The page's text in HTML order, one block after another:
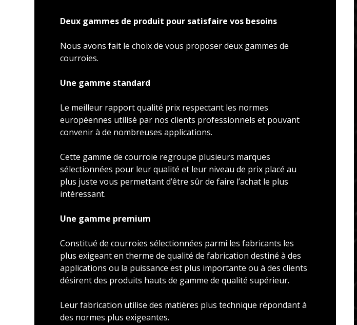
Deux gammes de produit pour satisfaire vos besoins
Nous avons fait le choix de vous proposer deux gammes de
courroies.
Une gamme standard
Le meilleur rapport qualité prix respectant les normes
européennes utilisé par nos clients professionnels et pouvant
convenir à de nombreuses applications.
Cette gamme de courroie regroupe plusieurs marques
sélectionnées pour leur qualité et leur niveau de prix placé au
plus juste vous permettant d’être sûr de faire l’achat le plus
intéressant.
Une gamme premium
Constitué de courroies sélectionnées parmi les fabricants les
plus exigeant en therme de qualité de fabrication destiné à des
applications ou la puissance est plus importante ou à des clients
désirent des produits hauts de gamme de qualité supérieur.
Leur fabrication utilise des matières plus technique répondant à
des normes plus exigeantes.